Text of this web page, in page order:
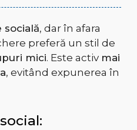
socială, dar în afara
preferă un stil de
mici. Este activ mai
, evitând expunerea în